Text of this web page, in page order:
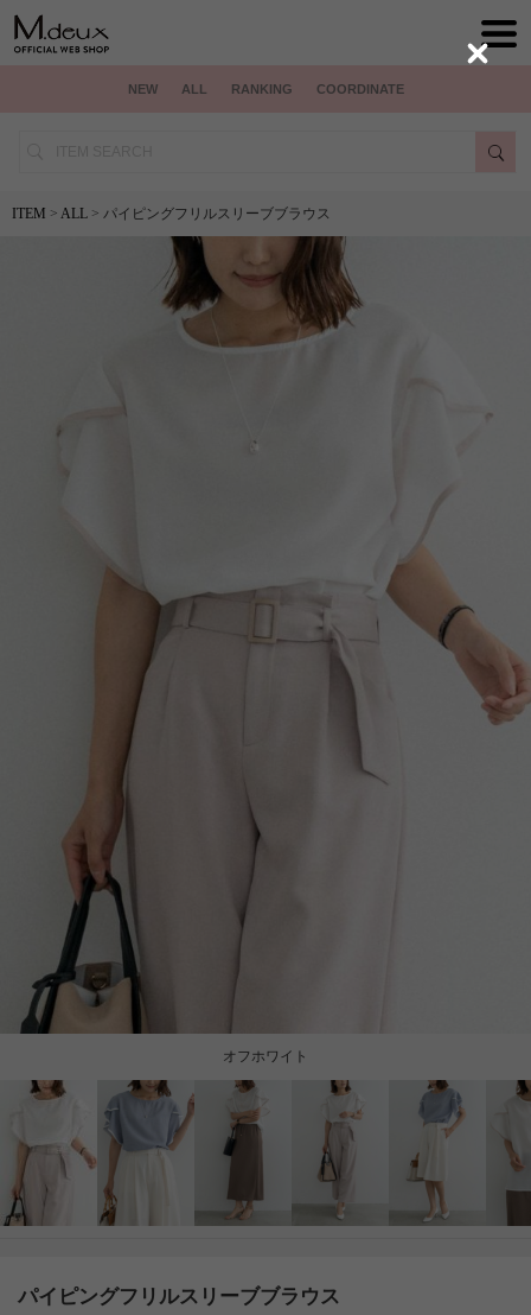
NEW ALL RANKING COORDINATE
ITEM > ALL > パイピングフリルスリーブブラウス
オフホワイト
パイピングフリルスリーブブラウス
Close